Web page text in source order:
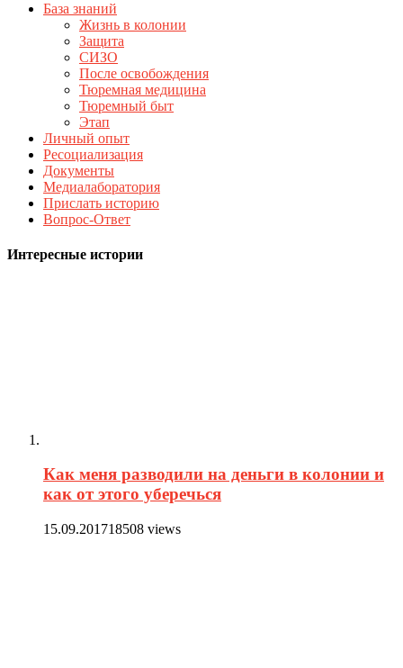
База знаний
Жизнь в колонии
Защита
СИЗО
После освобождения
Тюремная медицина
Тюремный быт
Этап
Личный опыт
Ресоциализация
Документы
Медиалаборатория
Прислать историю
Вопрос-Ответ
Интересные истории
Как меня разводили на деньги в колонии и
как от этого уберечься
15.09.201718508 views